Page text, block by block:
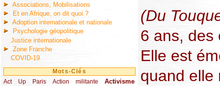
Associations, Mobilisations
Et en Afrique, on dit quoi ?
Adoption internationale et nationale
Psychologie géopolitique
Justice internationale
Zone Franche
COVID-19
Mots-Clés
Act Up Paris
(49/289) Action militante
(32/289) Activisme
(73/289)
(Du
6 ans, des
Elle est
quand elle